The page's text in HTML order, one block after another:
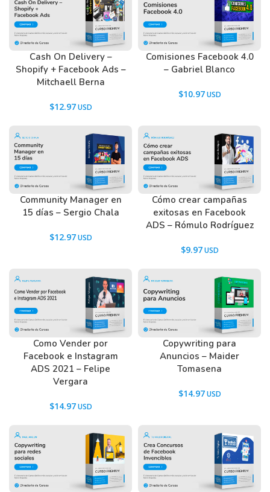
Cash On Delivery –
Shopify + Facebook Ads –
Mitchaell Berna
$12.97
Comisiones Facebook 4.0
– Gabriel Blanco
$10.97
Community Manager en
15 días – Sergio Chala
$12.97
Cómo crear campañas
exitosas en Facebook
ADS – Rómulo Rodríguez
$9.97
Como Vender por
Facebook e Instagram
ADS 2021 – Felipe
Vergara
$14.97
Copywriting para
Anuncios – Maider
Tomasena
$14.97